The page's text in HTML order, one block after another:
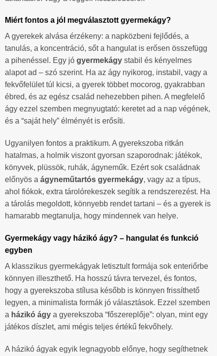
Miért fontos a jól megválasztott gyermekágy?
A gyerekek alvása érzékeny: a napközbeni fejlődés, a
tanulás, a koncentráció, sőt a hangulat is erősen összefügg
a pihenéssel. Egy jó gyermekágy stabil és kényelmes
alapot ad – szó szerint. Ha az ágy nyikorog, instabil, vagy a
fekvőfelület túl kicsi, a gyerek többet mocorog, gyakrabban
ébred, és az egész család nehezebben pihen. A megfelelő
ágy ezzel szemben megnyugtató: keretet ad a nap végének,
és a “saját hely” élményét is erősíti.
Ugyanilyen fontos a praktikum. A gyerekszoba ritkán
hatalmas, a holmik viszont gyorsan szaporodnak: játékok,
könyvek, plüssök, ruhák, ágyneműk. Ezért sok családnak
előnyös a ágyneműtartós gyermekágy, vagy az a típus,
ahol fiókok, extra tárolórekeszek segítik a rendszerezést. Ha
a tárolás megoldott, könnyebb rendet tartani – és a gyerek is
hamarabb megtanulja, hogy mindennek van helye.
Gyermekágy vagy házikó ágy? – hangulat és funkció
egyben
A klasszikus gyermekágyak letisztult formája sok enteriőrbe
könnyen illeszthető. Ha hosszú távra tervezel, és fontos,
hogy a gyerekszoba stílusa később is könnyen frissíthető
legyen, a minimalista formák jó választások. Ezzel szemben
a házikó ágy a gyerekszoba “főszereplője”: olyan, mint egy
játékos díszlet, ami mégis teljes értékű fekvőhely.
A házikó ágyak egyik legnagyobb előnye, hogy segíthetnek